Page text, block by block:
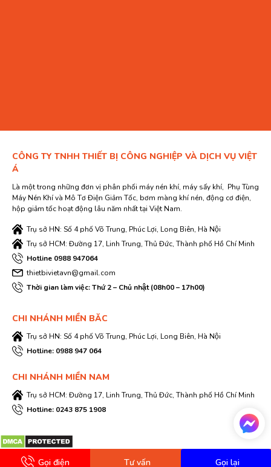
CÔNG TY TNHH THIẾT BỊ CÔNG NGHIỆP VÀ DỊCH VỤ VIỆT
Á
Là một trong những đơn vị phân phối máy nén khí, máy sấy khí, Phụ Tùng
Máy Nén Khí và Mô Tơ Điện Giảm Tốc, bơm màng khí nén, động cơ điện,
hộp giảm tốc hoạt động lâu năm nhất tại Việt Nam.
Trụ sở HN: Số 4 phố Võ Trung, Phúc Lợi, Long Biên, Hà Nội
Trụ sở HCM: Đường 17, Linh Trung, Thủ Đức, Thành phố Hồ Chí Minh
Hotline 0988 947064
thietbivietavn@gmail.com
Thời gian làm việc: Thứ 2 – Chủ nhật (08h00 – 17h00)
CHI NHÁNH MIỀN BĂC
Trụ sở HN: Số 4 phố Võ Trung, Phúc Lợi, Long Biên, Hà Nội
Hotline: 0988 947 064
CHI NHÁNH MIỀN NAM
Trụ sở HCM: Đường 17, Linh Trung, Thủ Đức, Thành phố Hồ Chí Minh
Hotline: 0243 875 1908
Gọi điện Tư vấn Gọi lại